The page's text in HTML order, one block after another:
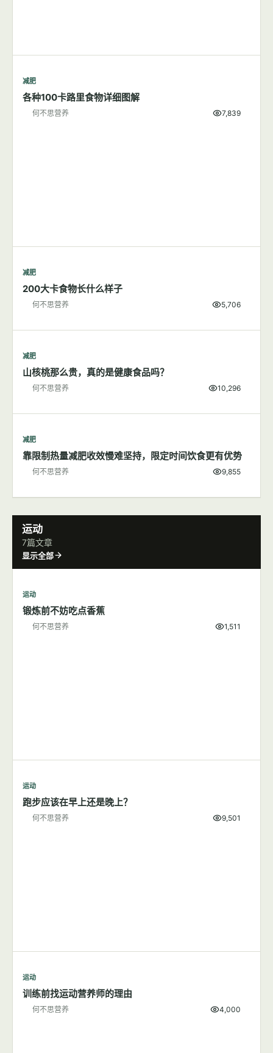
减肥
各种100卡路里食物详细图解
何不思营养 7,839
减肥
200大卡食物长什么样子
何不思营养 5,706
减肥
山核桃那么贵，真的是健康食品吗？
何不思营养 10,296
减肥
靠限制热量减肥收效慢难坚持，限定时间饮食更有优势
何不思营养 9,855
运动
7篇文章
显示全部
运动
锻炼前不妨吃点香蕉
何不思营养 1,511
运动
跑步应该在早上还是晚上？
何不思营养 9,501
运动
训练前找运动营养师的理由
何不思营养 4,000